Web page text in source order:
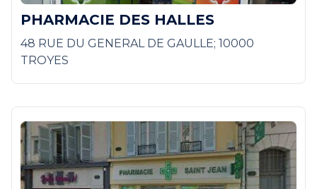
PHARMACIE DES HALLES
48 RUE DU GENERAL DE GAULLE; 10000
TROYES